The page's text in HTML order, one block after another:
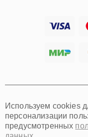
Хабаровск
Омск
Красноярск
Пермь
Используем cookies
персонализации
предусмотренных